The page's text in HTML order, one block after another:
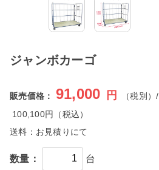
ジャンボカーゴ
販売価格： 91,000 円
（税別）/
100,100円（税込）
送料： お見積りにて
数量： 台